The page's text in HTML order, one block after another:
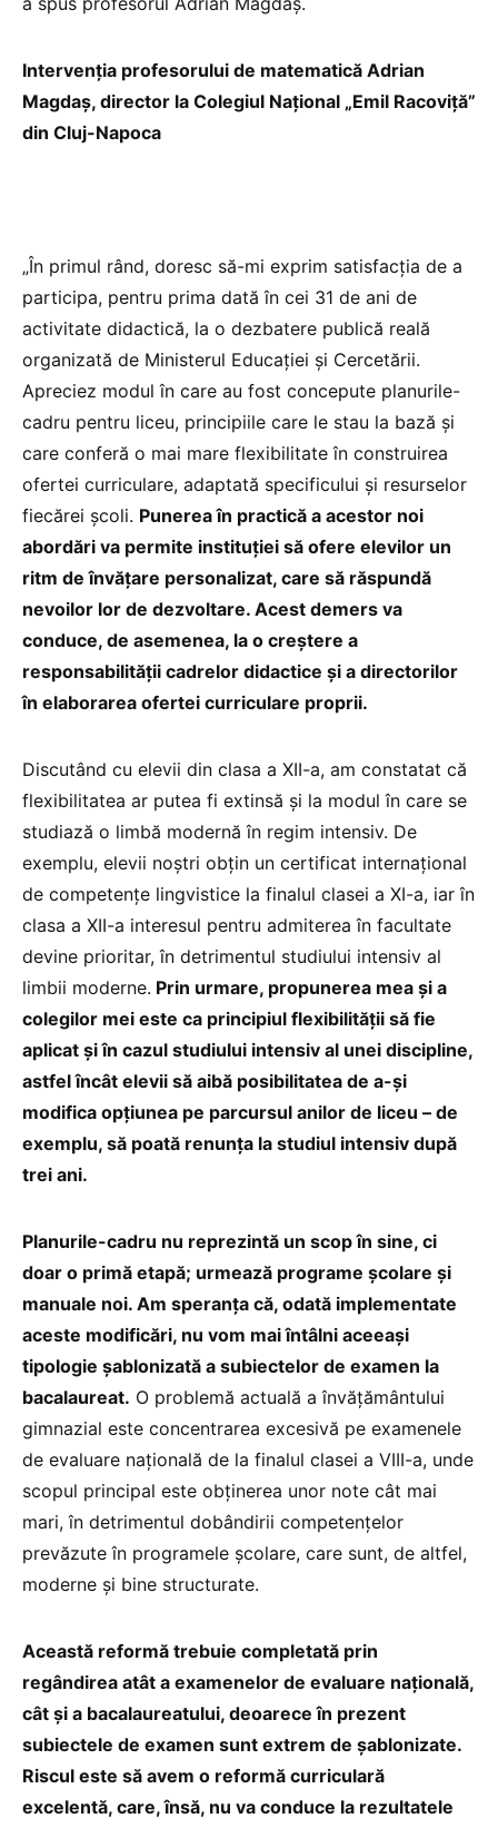
Intervenția profesorului de matematică Adrian
Magdaș, director la Colegiul Național „Emil Racoviță”
din Cluj-Napoca
„În primul rând, doresc să-mi exprim satisfacția de a
participa, pentru prima dată în cei 31 de ani de
activitate didactică, la o dezbatere publică reală
organizată de Ministerul Educației și Cercetării.
Apreciez modul în care au fost concepute planurile-
cadru pentru liceu, principiile care le stau la bază și
care conferă o mai mare flexibilitate în construirea
ofertei curriculare, adaptată specificului și resurselor
fiecărei școli. Punerea în practică a acestor noi
abordări va permite instituției să ofere elevilor un
ritm de învățare personalizat, care să răspundă
nevoilor lor de dezvoltare. Acest demers va
conduce, de asemenea, la o creștere a
responsabilității cadrelor didactice și a directorilor
în elaborarea ofertei curriculare proprii.
Discutând cu elevii din clasa a XII-a, am constatat că
flexibilitatea ar putea fi extinsă și la modul în care se
studiază o limbă modernă în regim intensiv. De
exemplu, elevii noștri obțin un certificat internațional
de competențe lingvistice la finalul clasei a XI-a, iar în
clasa a XII-a interesul pentru admiterea în facultate
devine prioritar, în detrimentul studiului intensiv al
limbii moderne. Prin urmare, propunerea mea și a
colegilor mei este ca principiul flexibilității să fie
aplicat și în cazul studiului intensiv al unei discipline,
astfel încât elevii să aibă posibilitatea de a-și
modifica opțiunea pe parcursul anilor de liceu – de
exemplu, să poată renunța la studiul intensiv după
trei ani.
Planurile-cadru nu reprezintă un scop în sine, ci
doar o primă etapă; urmează programe școlare și
manuale noi. Am speranța că, odată implementate
aceste modificări, nu vom mai întâlni aceeași
tipologie șablonizată a subiectelor de examen la
bacalaureat. O problemă actuală a învățământului
gimnazial este concentrarea excesivă pe examenele
de evaluare națională de la finalul clasei a VIII-a, unde
scopul principal este obținerea unor note cât mai
mari, în detrimentul dobândirii competențelor
prevăzute în programele școlare, care sunt, de altfel,
moderne și bine structurate.
Această reformă trebuie completată prin
regândirea atât a examenelor de evaluare națională,
cât și a bacalaureatului, deoarece în prezent
subiectele de examen sunt extrem de șablonizate.
Riscul este să avem o reformă curriculară
excelentă, care, însă, nu va conduce la rezultatele